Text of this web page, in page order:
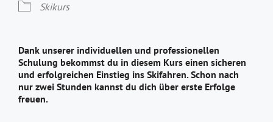
Skikurs
Dank unserer individuellen und professionellen
Schulung bekommst du in diesem Kurs einen sicheren
und erfolgreichen Einstieg ins Skifahren. Schon nach
nur zwei Stunden kannst du dich über erste Erfolge
freuen.